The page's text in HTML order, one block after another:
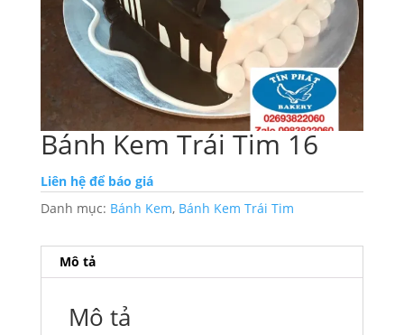
Bánh Kem Trái Tim 16
Liên hệ để báo giá
Danh mục: Bánh Kem, Bánh Kem Trái Tim
Mô tả
Mô tả